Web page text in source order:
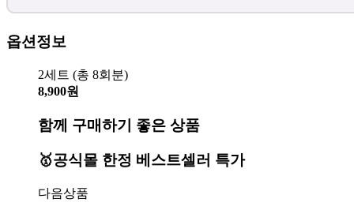
옵션정보
2세트 (총 8회분)
8,900원
함께 구매하기 좋은 상품
🥇공식몰 한정 베스트셀러 특가
다음상품